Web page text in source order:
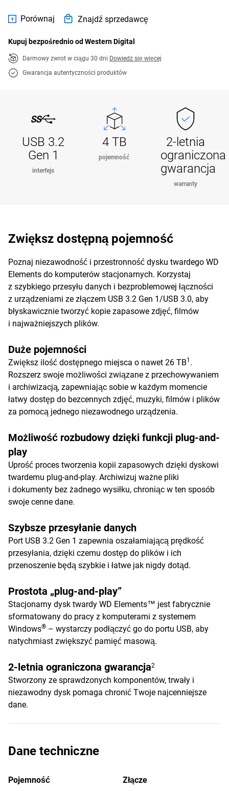
Porównaj Znajdź sprzedawcę
Kupuj bezpośrednio od Western Digital
Darmowy zwrot w ciągu 30 dni Dowiedz się więcej
Gwarancja autentyczności produktów
USB 3.2
Gen 1
interfejs
4 TB
pojemność
2-letnia
ograniczona
gwarancja
warranty
Zwiększ dostępną pojemność
Poznaj niezawodność i przestronność dysku twardego WD
Elements do komputerów stacjonarnych. Korzystaj
z szybkiego przesyłu danych i bezproblemowej łączności
z urządzeniami ze złączem USB 3.2 Gen 1/USB 3.0, aby
błyskawicznie tworzyć kopie zapasowe zdjęć, filmów
i najważniejszych plików.
Duże pojemności
Zwiększ ilość dostępnego miejsca o nawet 26 TB1 .
Rozszerz swoje możliwości związane z przechowywaniem
i archiwizacją, zapewniając sobie w każdym momencie
łatwy dostęp do bezcennych zdjęć, muzyki, filmów i plików
za pomocą jednego niezawodnego urządzenia.
Możliwość rozbudowy dzięki funkcji plug-and-
play
Uprość proces tworzenia kopii zapasowych dzięki dyskowi
twardemu plug-and-play. Archiwizuj ważne pliki
i dokumenty bez żadnego wysiłku, chroniąc w ten sposób
swoje cenne dane.
Szybsze przesyłanie danych
Port USB 3.2 Gen 1 zapewnia oszałamiającą prędkość
przesyłania, dzięki czemu dostęp do plików i ich
przenoszenie będą szybkie i łatwe jak nigdy dotąd.
Prostota „plug-and-play”
Stacjonarny dysk twardy WD Elements™ jest fabrycznie
sformatowany do pracy z komputerami z systemem
Windows® – wystarczy podłączyć go do portu USB, aby
natychmiast zwiększyć pamięć masową.
2-letnia ograniczona gwarancja2
Stworzony ze sprawdzonych komponentów, trwały i
niezawodny dysk pomaga chronić Twoje najcenniejsze
dane.
Dane techniczne
Pojemność
Złącze